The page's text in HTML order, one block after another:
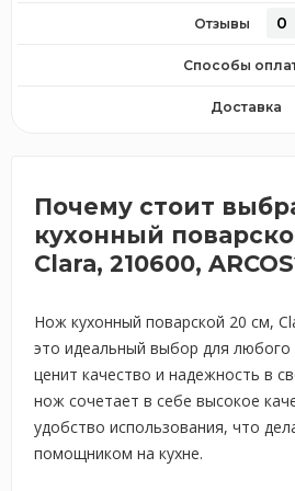
Отзывы 0
Способы
Доставка
Почему стоит
кухонный
Clara, 210600,
Нож кухонный поварской 20 см,
это идеальный выбор для
ценит качество и надежность в
нож сочетает в себе высокое
удобство использования, что
помощником на кухне.